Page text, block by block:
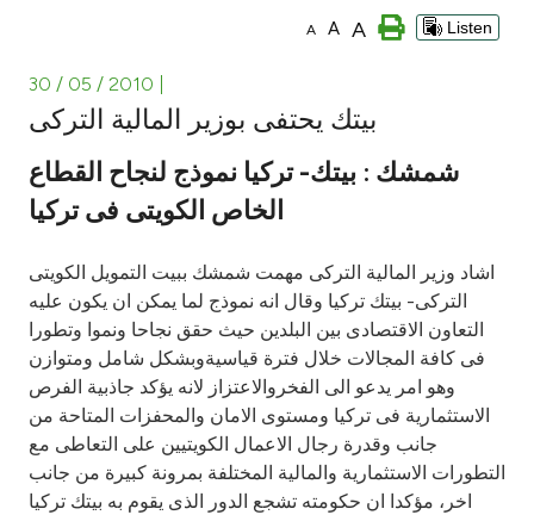
Investment
Ways to bank
Tools & Services
After Sales Services
Contact us
Branch & ATM locator
A A A Listen
30 / 05 / 2010
بيتك يحتفى بوزير المالية التركى
شمشك : بيتك- تركيا نموذج لنجاح القطاع
الخاص الكويتى فى تركيا
اشاد وزير المالية التركى مهمت شمشك ببيت التمويل الكويتى
التركى- بيتك تركيا وقال انه نموذج لما يمكن ان يكون عليه
التعاون الاقتصادى بين البلدين حيث حقق نجاحا ونموا وتطورا
فى كافة المجالات خلال فترة قياسيةوبشكل شامل ومتوازن
وهو امر يدعو الى الفخروالاعتزاز لانه يؤكد جاذبية الفرص
الاستثمارية فى تركيا ومستوى الامان والمحفزات المتاحة من
جانب وقدرة رجال الاعمال الكويتيين على التعاطى مع
التطورات الاستثمارية والمالية المختلفة بمرونة كبيرة من جانب
اخر، مؤكدا ان حكومته تشجع الدور الذى يقوم به بيتك تركيا